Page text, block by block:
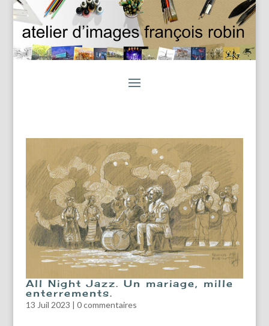
All Night Jazz. Un mariage, mille
enterrements.
13 Juil 2023 | 0 commentaires